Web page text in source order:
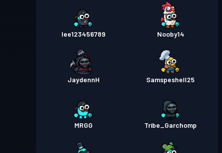
バトルパス
レベル
lee123456789 Nooby14
JaydennH Samspeshell25
MRGG Tribe_Garchomp